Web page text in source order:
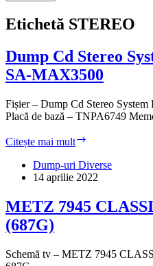
Etichetă STEREO
Dump Cd Stereo
SA-MAX3500
Fișier – Dump Cd Stereo
Placă de bază – TNPA6749
Citește mai mult
Stereo
System
SA-
MAX3500
Dump-uri Diverse
14 aprilie 2022
METZ 7945
(687G)
Schemă tv – METZ 7945